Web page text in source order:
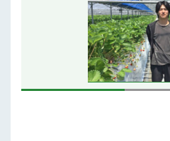
農家紹介